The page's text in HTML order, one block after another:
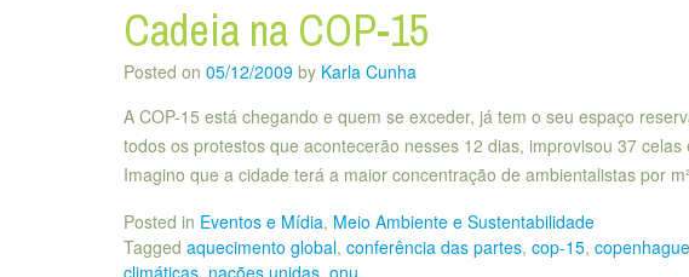
Cadeia na COP-15
Posted on 05/12/2009 by Karla Cunha
A COP-15 está chegando e quem se exceder, já tem o seu espaço
todos os protestos que acontecerão nesses 12 dias, improvisou 37
Imagino que a cidade terá a maior concentração de ambientalistas por
Posted in Eventos e Mídia, Meio Ambiente e Sustentabilidade
Tagged aquecimento global, conferência das partes, cop-15, copenhague
climáticas, nações unidas, onu